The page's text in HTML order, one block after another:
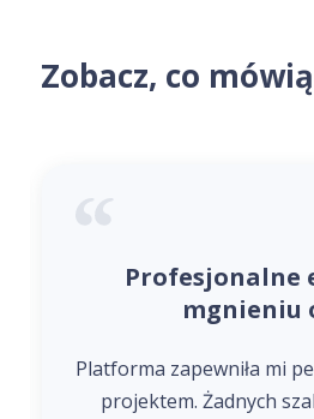
Zobacz, co
Profesjonalne
mgnieniu
Platforma zapewniła mi
projektem. Żadnych